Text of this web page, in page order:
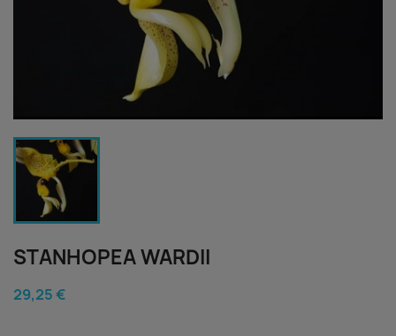
STANHOPEA WARDII
29,25 €